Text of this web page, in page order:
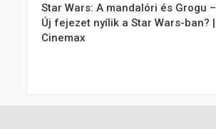
Star Wars: A mandalóri és Grogu –
Új fejezet nyílik a Star Wars-ban? |
Cinemax